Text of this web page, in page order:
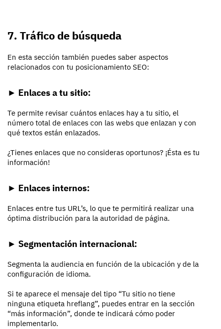
7. Tráfico de búsqueda
En esta sección también puedes saber aspectos
relacionados con tu posicionamiento SEO:
► Enlaces a tu sitio:
Te permite revisar cuántos enlaces hay a tu sitio, el
número total de enlaces con las webs que enlazan y con
qué textos están enlazados.
¿Tienes enlaces que no consideras oportunos? ¡Ésta es tu
información!
► Enlaces internos:
Enlaces entre tus URL’s, lo que te permitirá realizar una
óptima distribución para la autoridad de página.
► Segmentación internacional:
Segmenta la audiencia en función de la ubicación y de la
configuración de idioma.
Si te aparece el mensaje del tipo “Tu sitio no tiene
ninguna etiqueta hreflang”, puedes entrar en la sección
“más información”, donde te indicará cómo poder
implementarlo.